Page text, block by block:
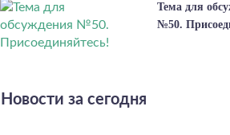
Тема для
№50.
Новости за сегодня